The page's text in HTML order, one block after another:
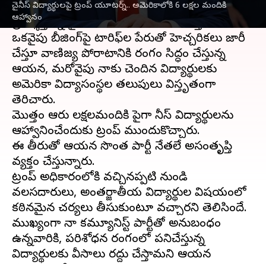
చైనీస్‌ విద్యార్థులపై ట్రంప్‌ యూటర్న్‌.. అమెరికాలోకి 6 లక్షల మందికి
ఆహ్వానం
చైనావిషయంలో అమెరికా అధ్యక్షుడుడొనాల్డ్‌ ట్రంప్‌
ప్రదర్శిస్తున్న వైఖరి గందరగోళానికి గురి చేస్తోంది.
ఒకవైపు బీజింగ్‌పై టారిఫ్‌ల పేరుతో హెచ్చరికలు జారీ
చేస్తూ వాణిజ్య పోరాటానికి రంగం సిద్ధం చేస్తున్న
ఆయన, మరోవైపు చైనాకు చెందిన విద్యార్థులకు
అమెరికా విద్యాసంస్థల తలుపులు విస్తృతంగా
తెరిచారు.
మొత్తం ఆరు లక్షలమందికి పైగా చైనీస్‌ విద్యార్థులను
ఆహ్వానించేందుకు ట్రంప్‌ ముందుకొచ్చారు.
ఈ తీరుతో ఆయన సొంత పార్టీ నేతలే అసంతృప్తి
వ్యక్తం చేస్తున్నారు.
ట్రంప్‌ అధికారంలోకి వచ్చినప్పటి నుండి
వలసదారులు, అంతర్జాతీయ విద్యార్థుల విషయంలో
కఠినమైన చర్యలు తీసుకుంటూ వచ్చారని తెలిసిందే.
ముఖ్యంగా చైనా కమ్యూనిస్ట్‌ పార్టీతో అనుబంధం
ఉన్నవారికి, పరిశోధన రంగంలో పనిచేస్తున్న
విద్యార్థులకు వీసాలు రద్దు చేస్తామని ఆయన